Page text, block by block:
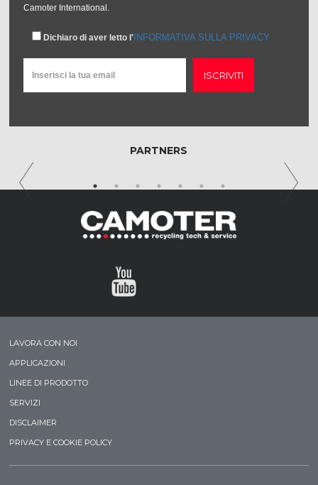
Camoter International.
Dichiaro di aver letto l' INFORMATIVA SULLA PRIVACY
ISCRIVITI
PARTNERS
LAVORA CON NOI
APPLICAZIONI
LINEE DI PRODOTTO
SERVIZI
DISCLAIMER
PRIVACY E COOKIE POLICY